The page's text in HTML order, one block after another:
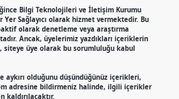
Bilgi Teknolojileri ve İletişim Kurumu
Yer Sağlayıcı olarak hizmet vermektedir. Bu
olarak denetleme veya araştırma
Ancak, üyelerimiz yazdıkları içeriklerin
siteye üye olarak bu sorumluluğu kabul
aykırı olduğunu düşündüğünüz içerikleri,
adresine bildirmeniz halinde, ilgili içerikler
kaldırılacaktır.